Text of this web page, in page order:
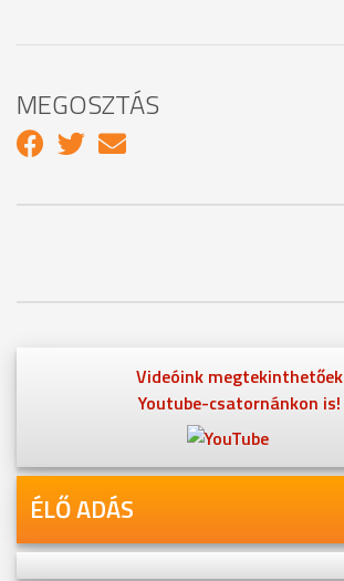
MEGOSZTÁS
Videóink megtekinthetőek
Youtube-csatornánkon is!
ÉLŐ ADÁS